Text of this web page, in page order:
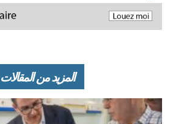
المزيد من المقالات